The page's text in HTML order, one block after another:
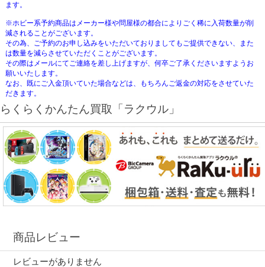
ます。
※ホビー系予約商品はメーカー様や問屋様の都合によりごく稀に入荷数量が削
減されることがございます。
その為、ご予約のお申し込みをいただいておりましてもご提供できない、また
は数量を減らさせていただくことがございます。
その際はメールにてご連絡を差し上げますが、何卒ご了承くださいますようお
願いいたします。
なお、既にご入金頂いていた場合などは、もちろんご返金の対応をさせていた
だきます。
らくらくかんたん買取「ラクウル」
商品レビュー
レビューがありません